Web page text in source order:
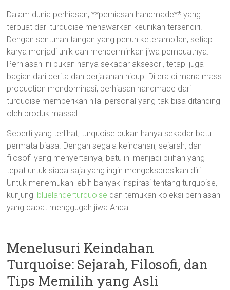
Dalam dunia perhiasan, **perhiasan handmade** yang
terbuat dari turquoise menawarkan keunikan tersendiri.
Dengan sentuhan tangan yang penuh keterampilan, setiap
karya menjadi unik dan mencerminkan jiwa pembuatnya.
Perhiasan ini bukan hanya sekadar aksesori, tetapi juga
bagian dari cerita dan perjalanan hidup. Di era di mana mass
production mendominasi, perhiasan handmade dari
turquoise memberikan nilai personal yang tak bisa ditandingi
oleh produk massal.
Seperti yang terlihat, turquoise bukan hanya sekadar batu
permata biasa. Dengan segala keindahan, sejarah, dan
filosofi yang menyertainya, batu ini menjadi pilihan yang
tepat untuk siapa saja yang ingin mengekspresikan diri.
Untuk menemukan lebih banyak inspirasi tentang turquoise,
kunjungi bluelanderturquoise dan temukan koleksi perhiasan
yang dapat menggugah jiwa Anda.
Menelusuri Keindahan
Turquoise: Sejarah, Filosofi, dan
Tips Memilih yang Asli